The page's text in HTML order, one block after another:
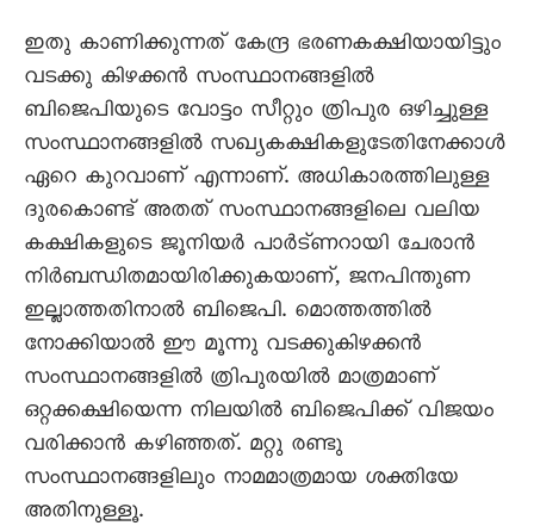
ഇതു കാണിക്കുന്നത് കേന്ദ്ര ഭരണകക്ഷിയായിട്ടും
വടക്കു കിഴക്കന്‍ സംസ്ഥാനങ്ങളില്‍
ബിജെപിയുടെ വോട്ടം സീറ്റും ത്രിപുര ഒഴിച്ചുള്ള
സംസ്ഥാനങ്ങളില്‍ സഖ്യകക്ഷികളുടേതിനേക്കാള്‍
ഏറെ കുറവാണ് എന്നാണ്. അധികാരത്തിലുള്ള
ദുരകൊണ്ട് അതത് സംസ്ഥാനങ്ങളിലെ വലിയ
കക്ഷികളുടെ ജൂനിയര്‍ പാര്‍ട്ണറായി ചേരാന്‍
നിര്‍ബന്ധിതമായിരിക്കുകയാണ്, ജനപിന്തുണ
ഇല്ലാത്തതിനാല്‍ ബിജെപി. മൊത്തത്തില്‍
നോക്കിയാല്‍ ഈ മൂന്നു വടക്കുകിഴക്കന്‍
സംസ്ഥാനങ്ങളില്‍ ത്രിപുരയില്‍ മാത്രമാണ്
ഒറ്റക്കക്ഷിയെന്ന നിലയില്‍ ബിജെപിക്ക് വിജയം
വരിക്കാന്‍ കഴിഞ്ഞത്. മറ്റു രണ്ടു
സംസ്ഥാനങ്ങളിലും നാമമാത്രമായ ശക്തിയേ
അതിനുള്ളൂ.